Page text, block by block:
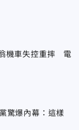
機車失控重摔 電
驚爆內幕：這樣